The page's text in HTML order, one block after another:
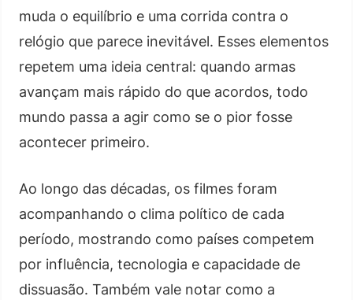
muda o equilíbrio e uma corrida contra o
relógio que parece inevitável. Esses elementos
repetem uma ideia central: quando armas
avançam mais rápido do que acordos, todo
mundo passa a agir como se o pior fosse
acontecer primeiro.
Ao longo das décadas, os filmes foram
acompanhando o clima político de cada
período, mostrando como países competem
por influência, tecnologia e capacidade de
dissuasão. Também vale notar como a